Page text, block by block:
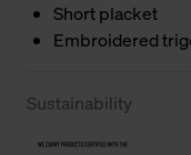
Short placket
Embroidered
Sustainability